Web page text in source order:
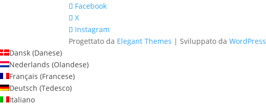
Facebook
X
Instagram
Progettato da Elegant Themes | Sviluppato daWordPress
Dansk (Danese)
Nederlands (Olandese)
Français (Francese)
Deutsch (Tedesco)
Italiano